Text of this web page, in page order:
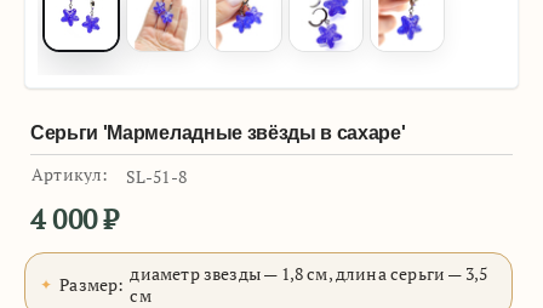
Серьги 'Мармеладные звёзды в сахаре'
Артикул: SL-51-8
4 000₽
Размер: диаметр звезды — 1,8 см, длина серьги — 3,5
см